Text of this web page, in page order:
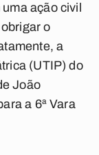
ação civil
o
a
(UTIP) do
João
a 6ª Vara